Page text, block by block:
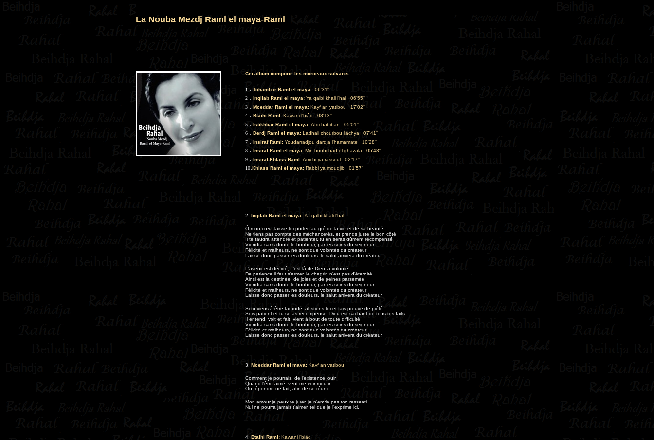
La Nouba Mezdj Raml el maya-Raml
Cet album comporte les morceaux suivants:
1 . Tchambar Raml el maya
06'31''
2 . Inqilab Raml el maya: Ya qalbi khali l'hal.. 06'55''
3 . Mceddar Raml el maya: Kayf an yatibou
17'02''
4 . Btaihi Raml: Kawani l'biâd
08'13''
5 . Istikhbar Raml el maya: Afdi habiban
05'01''
6 . Derdj Raml el maya: Ladhali chourbou l'âchya
07'41''
7 . Insiraf Raml: Youdarradjou dardja l'hamamate
10'28''
8 . Insiraf Raml el maya: Min houbi had el ghazala
05'48''
9 . Insiraf-Khlass Raml: Amchi ya rassoul.. 02'17''
10.Khlass Raml el maya: Rabbi ya moudjib.. 01'57''
2. Inqilab Raml el maya: Ya qalbi khali l'hal
Ô mon cœur laisse toi porter, au gré de la vie et de sa beauté
Ne tiens pas compte des méchancetés, et prends juste le bon côté
Il te faudra attendre et patienter, tu en seras dûment récompensé
Viendra sans doute le bonheur, par les soins du seigneur
Félicité et malheurs, ne sont que volontés du créateur
Laisse donc passer les douleurs, le salut arrivera du créateur
L'avenir est décidé, c'est là de Dieu la volonté
De patience il faut s'armer, le chagrin n'est pas d'éternité
Ainsi est la destinée, de joies et de peines parsemée
Viendra sans doute le bonheur, par les soins du seigneur
Félicité et malheurs, ne sont que volontés du créateur
Laisse donc passer les douleurs, le salut arrivera du créateur
Si tu viens à être taraudé, abstiens toi et fais preuve de piété
Sois patient et tu seras récompensé, Dieu est sachant de tous tes faits
Il entend, voit et fait, vient à bout de toute difficulté
Viendra sans doute le bonheur, par les soins du seigneur
Félicité et malheurs, ne sont que volontés du créateur
Laisse donc passer les douleurs, le salut arrivera du créateur.
3. Mceddar Raml el maya: Kayf an yatibou
Comment je pourrais, de l'existence jouir
Quand l'être aimé, veut me voir mourir
Ou répondre ne fait, afin de se réunir
Mon amour je peux te jurer, je n'envie pas ton ressenti
Nul ne pourra jamais t'aimer, tel que je l'exprime ici.
4. Btaihi Raml: Kawani l'biâd